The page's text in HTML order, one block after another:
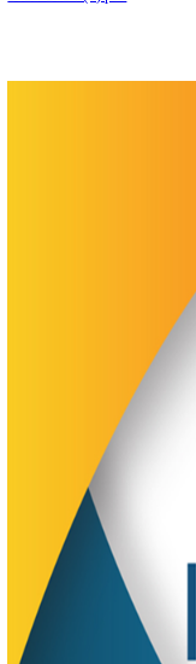
Registro
la
Registro de asesores
2023-2024 (1).pdf